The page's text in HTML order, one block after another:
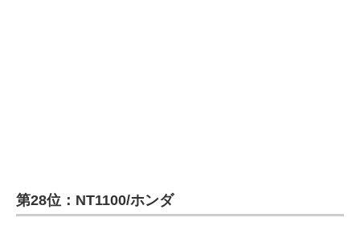
第28位：NT1100/ホンダ